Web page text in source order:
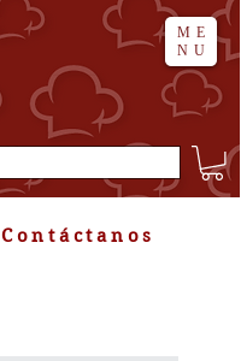
ME
NU
Contáctanos